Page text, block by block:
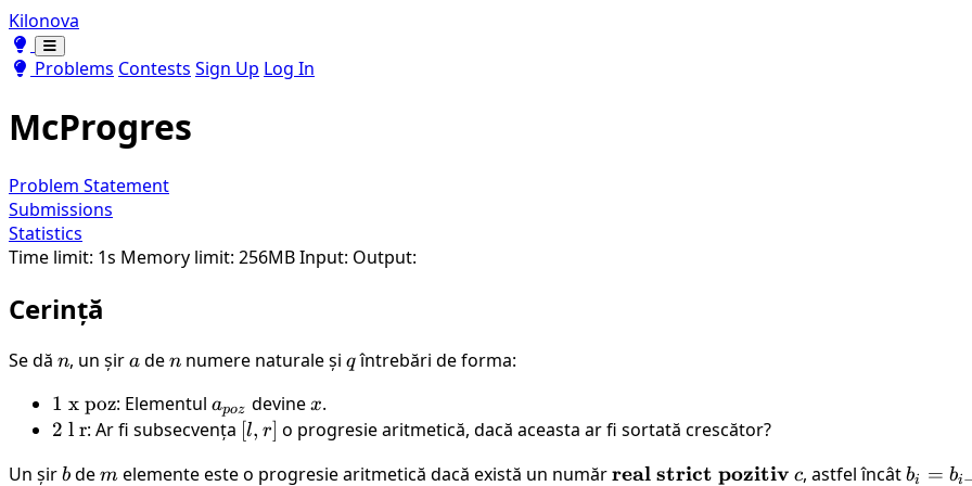
Kilonova
Toggle theme
Toggle theme
Problems Contests Sign Up Log In
McProgres
Problem Statement
Submissions
Statistics
Time limit: 1s Memory limit: 256MBInput: Output:
Cerință
Se dă n
n, un șira
a den
n numere naturale și q
qîntrebări de forma:
1 \
\text{x} \
1 x poz: Elementul a_{poz}
apoz devinex
x.
2 \
\
2 l r: Ar fi subsecvența [l,
[l, r] o progresie aritmetică, dacă aceasta ar fi sortată crescător?
Un șirb
b dem
m elemente este o progresie aritmetică dacă există un număr\bold{real
real strict pozitiv c
c, astfel încâtbi = bi